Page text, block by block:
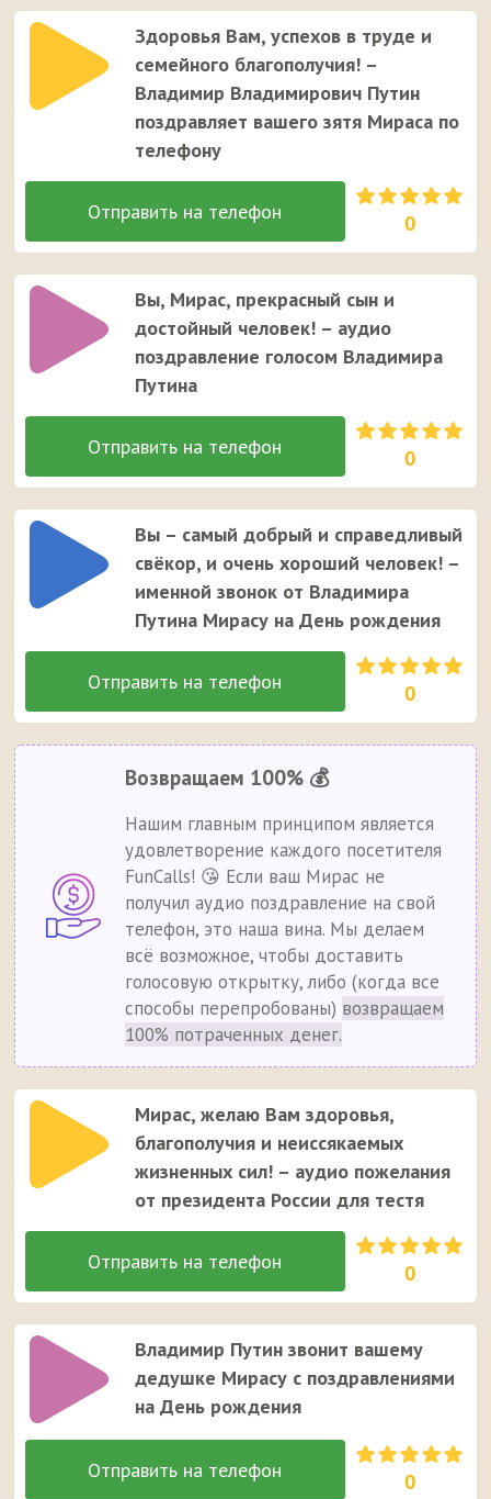
Здоровья Вам, успехов в труде и
семейного благополучия! –
Владимир Владимирович Путин
поздравляет вашего зятя Мираса по
телефону
0
Вы, Мирас, прекрасный сын и
достойный человек! – аудио
поздравление голосом Владимира
Путина
0
Вы – самый добрый и справедливый
свёкор, и очень хороший человек! –
именной звонок от Владимира
Путина Мирасу на День рождения
0
Возвращаем 100% 💰
Нашим главным принципом является
удовлетворение каждого посетителя
FunCalls! 😘 Если ваш Мирас не
получил аудио поздравление на свой
телефон, это наша вина. Мы делаем
всё возможное, чтобы доставить
голосовую открытку, либо (когда все
способы перепробованы) возвращаем
100% потраченных денег.
Мирас, желаю Вам здоровья,
благополучия и неиссякаемых
жизненных сил! – аудио пожелания
от президента России для тестя
0
Владимир Путин звонит вашему
дедушке Мирасу с поздравлениями
на День рождения
0